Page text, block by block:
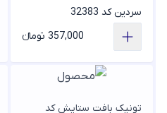
سردین کد 32383
357,000 تومانء
تونیک بافت ستایش کد